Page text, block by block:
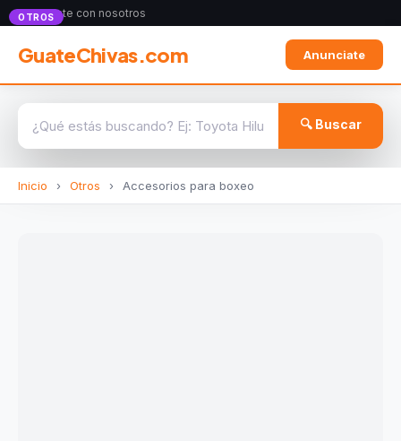
Anunciate con nosotros
GuateChivas.com Anunciate
🔍 Buscar
Inicio › Otros › Accesorios para boxeo
OTROS